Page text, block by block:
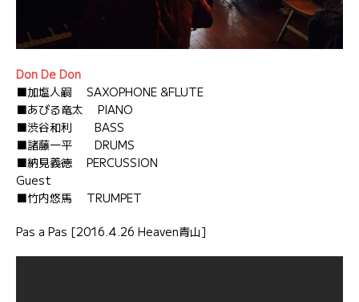
Don De Don
■加塩人嗣 SAXOPHONE &FLUTE
■あびる竜太 PIANO
■渋谷和利 BASS
■諸藤一平 DRUMS
■納見義徳 PERCUSSION
Guest
■竹内悠馬 TRUMPET
Pas a Pas [2016.4.26 Heaven青山]